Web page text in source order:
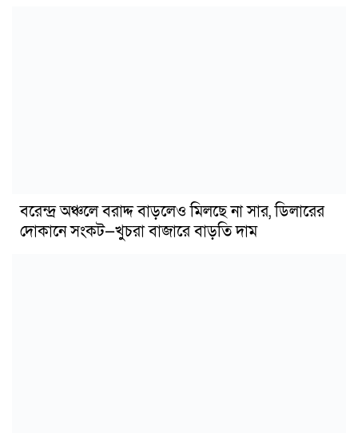
বরেন্দ্র অঞ্চলে বরাদ্দ বাড়লেও মিলছে না সার, ডিলারের
দোকানে সংকট—খুচরা বাজারে বাড়তি দাম